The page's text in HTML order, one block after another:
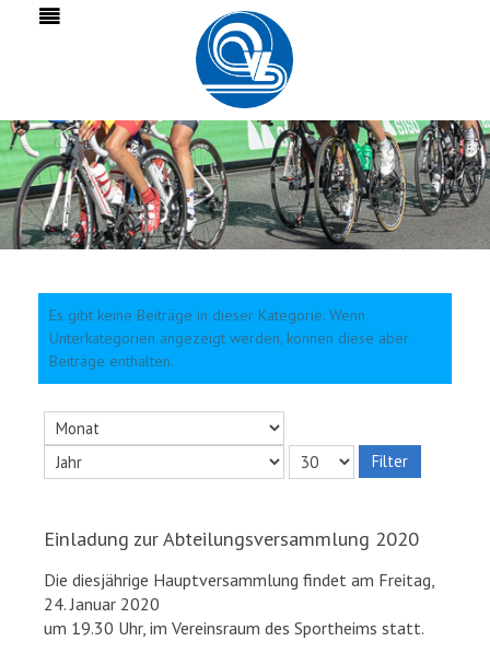
Es gibt keine Beiträge in dieser Kategorie. Wenn
Unterkategorien angezeigt werden, können diese aber
Beiträge enthalten.
Filter
Einladung zur Abteilungsversammlung 2020
Die diesjährige Hauptversammlung findet am Freitag,
24. Januar 2020
um 19.30 Uhr, im Vereinsraum des Sportheims statt.